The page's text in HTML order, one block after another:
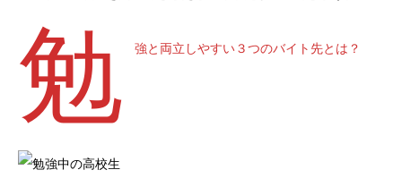
勉 強と両立しやすい３つのバイト先とは？